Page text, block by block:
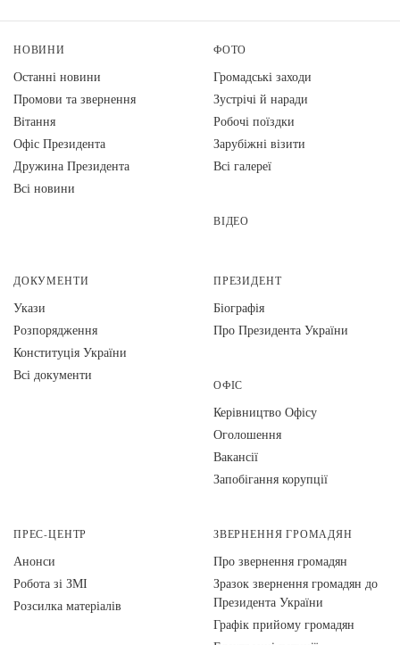
НОВИНИ
Останні новини
Промови та звернення
Вiтання
Офіс Президента
Дружина Президента
Всі новини
ФОТО
Громадські заходи
Зустрічі й наради
Робочі поїздки
Зарубіжні візити
Всі галереї
ВІДЕО
ДОКУМЕНТИ
Укази
Розпорядження
Конституція України
Всі документи
ПРЕЗИДЕНТ
Біографія
Про Президента України
ОФІС
Керівництво Офісу
Оголошення
Вакансії
Запобігання корупції
ПРЕС-ЦЕНТР
Анонси
Робота зі ЗМІ
Розсилка матеріалів
ЗВЕРНЕННЯ ГРОМАДЯН
Про звернення громадян
Зразок звернення громадян до
Президента України
Графік прийому громадян